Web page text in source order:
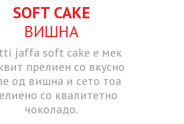
SOFT CAKE
ВИШНА
jaffa soft cake е мек
прелиен со вкусно
од вишна и сето тоа
со квалитетно
чоколадо.